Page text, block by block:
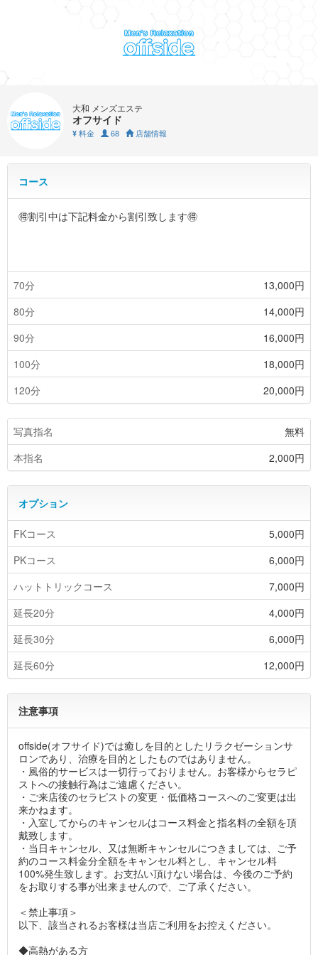
大和 メンズエステ
オフサイド
¥ 料金 68 店舗情報
コース
🉐割引中は下記料金から割引致します🉐
70分
13,000円
80分
14,000円
90分
16,000円
100分
18,000円
120分
20,000円
写真指名
無料
本指名
2,000円
オプション
FKコース
5,000円
PKコース
6,000円
ハットトリックコース
7,000円
延長20分
4,000円
延長30分
6,000円
延長60分
12,000円
注意事項
offside(オフサイド)では癒しを目的としたリラクゼーションサ
ロンであり、治療を目的としたものではありません。
・風俗的サービスは一切行っておりません。お客様からセラピ
ストへの接触行為はご遠慮ください。
・ご来店後のセラピストの変更・低価格コースへのご変更は出
来かねます。
・入室してからのキャンセルはコース料金と指名料の全額を頂
戴致します。
・当日キャンセル、又は無断キャンセルにつきましては、ご予
約のコース料金分全額をキャンセル料とし、キャンセル料
100%発生致します。お支払い頂けない場合は、今後のご予約
をお取りする事が出来ませんので、ご了承ください。
＜禁止事項＞
以下、該当されるお客様は当店ご利用をお控えください。
◆高熱がある方